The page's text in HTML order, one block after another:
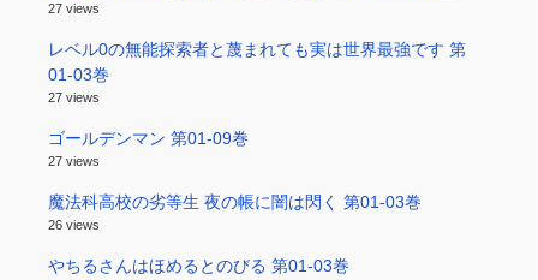
27 views
レベル0の無能探索者と蔑まれても実は世界最強です 第
01-03巻
27 views
ゴールデンマン 第01-09巻
27 views
魔法科高校の劣等生 夜の帳に闇は閃く 第01-03巻
26 views
やちるさんはほめるとのびる 第01-03巻